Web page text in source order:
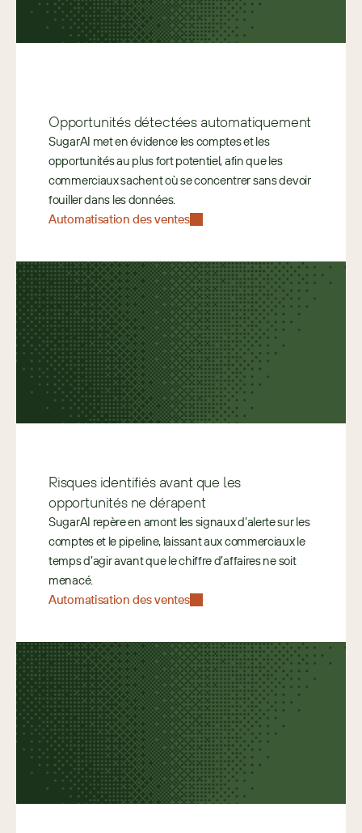
Opportunités détectées automatiquement
SugarAI met en évidence les comptes et les
opportunités au plus fort potentiel, afin que les
commerciaux sachent où se concentrer sans devoir
fouiller dans les données.
Automatisation des ventes
Risques identifiés avant que les
opportunités ne dérapent
SugarAI repère en amont les signaux d’alerte sur les
comptes et le pipeline, laissant aux commerciaux le
temps d’agir avant que le chiffre d’affaires ne soit
menacé.
Automatisation des ventes